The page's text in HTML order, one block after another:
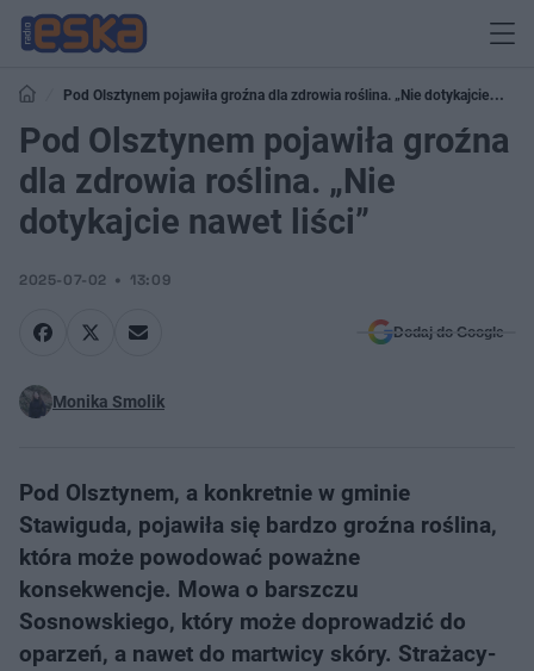
Pod Olsztynem pojawiła groźna dla zdrowia roślina. „Nie dotykajcie
nawet liści”
Pod Olsztynem pojawiła groźna
dla zdrowia roślina. „Nie
dotykajcie nawet liści”
2025-07-02 13:09
Dodaj do Google
Monika Smolik
Pod Olsztynem, a konkretnie w gminie
Stawiguda, pojawiła się bardzo groźna roślina,
która może powodować poważne
konsekwencje. Mowa o barszczu
Sosnowskiego, który może doprowadzić do
oparzeń, a nawet do martwicy skóry. Strażacy-